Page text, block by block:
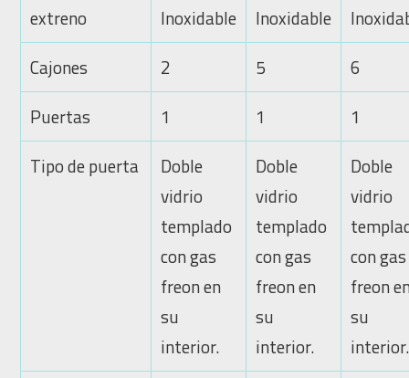
extreno
Inoxidable
Inoxidable
Cajones
2 5
6
Puertas
1 1
1
Tipo de puerta
Doble
vidrio
templado
con gas
freon en
su
interior.
Doble
vidrio
templado
con gas
freon en
su
interior.
Doble
vidrio
con gas
freon
su
interior.